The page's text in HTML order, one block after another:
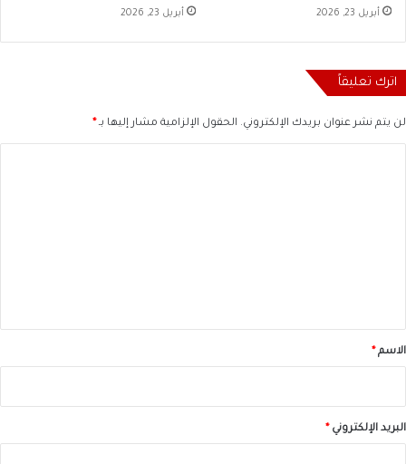
أبريل 23, 2026 أبريل 23, 2026
اترك تعليقاً
لن يتم نشر عنوان بريدك الإلكتروني. الحقول الإلزامية مشار إليها بـ *
*الاسم *
البريد الإلكتروني *